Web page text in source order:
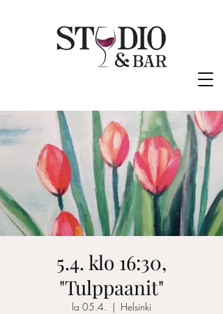
5.4. klo 16:30,
"Tulppaanit"
la 05.4.
  |
Helsinki